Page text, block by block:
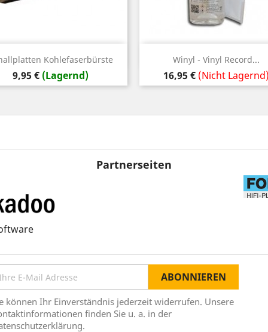
Kohlefaserbürste
Preis
9,95 € (Lagernd)
Vorschau Winyl - Vinyl Record...
Preis
16,95 € (Nicht
 Vorschau
Partnerseiten
können Ihr Einverständnis jederzeit widerrufen. Unsere
finden Sie u. a. in der